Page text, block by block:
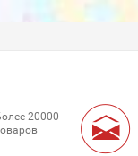
20000